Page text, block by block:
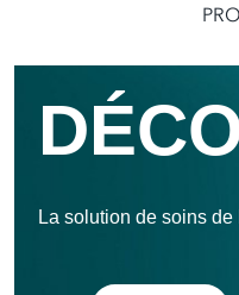
La solution de soins